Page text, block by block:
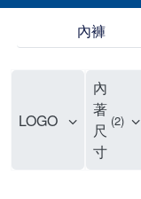
內褲
LOGO
內
著
尺
寸
2